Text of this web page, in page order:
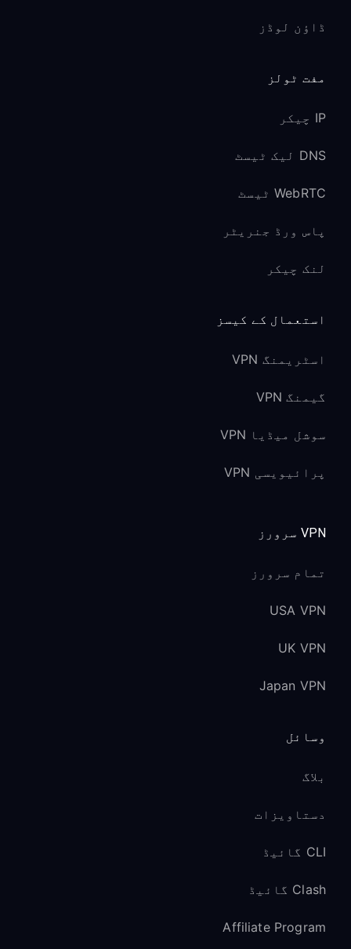
ڈاؤن لوڈز
مفت ٹولز
IP چیکر
DNS لیک ٹیسٹ
WebRTC ٹیسٹ
پاس ورڈ جنریٹر
لنک چیکر
استعمال کے کیسز
اسٹریمنگ VPN
گیمنگ VPN
سوشل میڈیا VPN
پرائیویسی VPN
VPN سرورز
تمام سرورز
USA VPN
UK VPN
Japan VPN
وسائل
بلاگ
دستاویزات
CLI گائیڈ
Clash گائیڈ
Affiliate Program